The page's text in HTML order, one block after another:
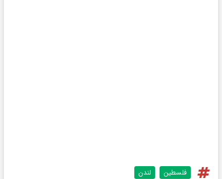
فلسطین لندن